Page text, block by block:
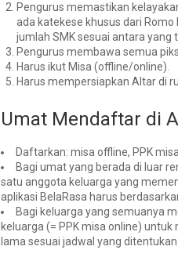
Pengurus memastikan
ada katekese khusus dari Romo
jumlah SMKsesuai antara yang
Pengurus membawa semua
Harus ikut Misa (offline/online).
Harus mempersiapkan Altar di
Umat Mendaftar di
Daftarkan: misa offline, PPK
Bagi umat yang berada di luar
satu anggota keluarga yang
aplikasi BelaRasa harus
Bagi keluarga yang semuanya
keluarga (= PPK misa online)
lama sesuai jadwal yang ditentukan